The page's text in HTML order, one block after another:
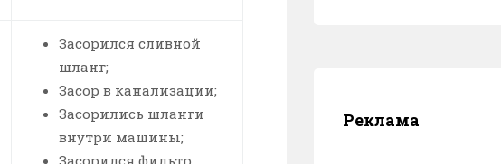
Засорился сливной
шланг;
Засор в канализации;
Засорились шланги
внутри машины;
Засорился фильтр
Реклама